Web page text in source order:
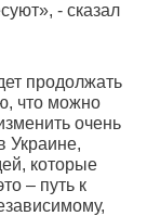
- сказал
продолжать
что можно
очень
Украине,
которые
– путь к